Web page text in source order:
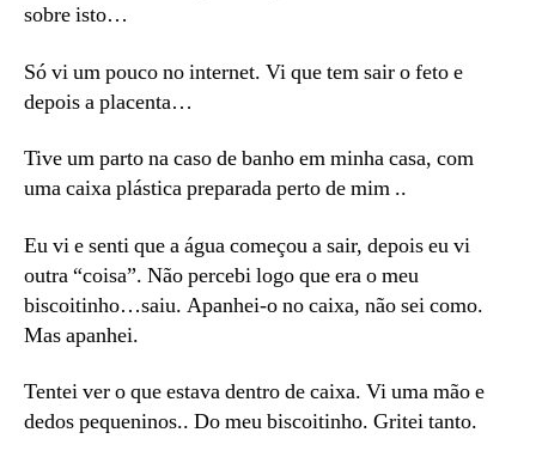
sobre isto…
Só vi um pouco no internet. Vi que tem sair o feto e
depois a placenta…
Tive um parto na caso de banho em minha casa, com
uma caixa plástica preparada perto de mim ..
Eu vi e senti que a água começou a sair, depois eu vi
outra “coisa”. Não percebi logo que era o meu
biscoitinho…saiu. Apanhei-o no caixa, não sei como.
Mas apanhei.
Tentei ver o que estava dentro de caixa. Vi uma mão e
dedos pequeninos.. Do meu biscoitinho. Gritei tanto.